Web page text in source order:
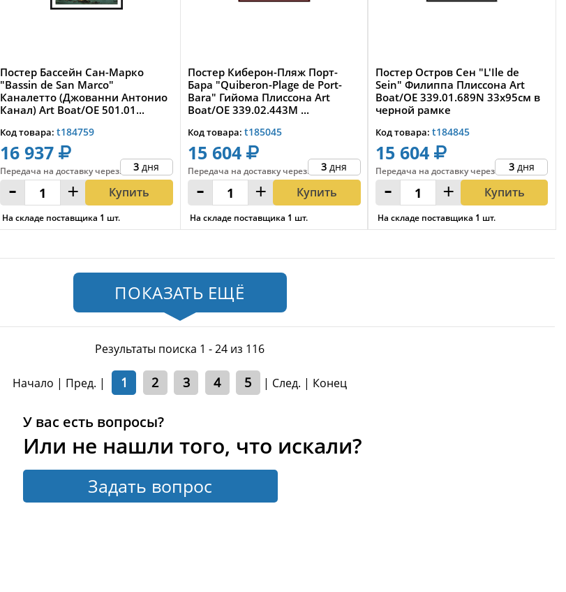
Постер Бассейн Сан-Марко
"Bassin de San Marco"
Каналетто (Джованни Антонио
Канал) Art Boat/OE 501.01...
Код товара:t184759
16 937
Передача на доставкучерез: 3 дня
- + Купить
На складе поставщика 1 шт.
Постер Киберон-Пляж Порт-
Бара "Quiberon-Plage de Port-
Bara" Гийома Плиссона Art
Boat/OE 339.02.443M ...
Код товара:t185045
15 604
Передача на доставкучерез: 3 дня
- + Купить
На складе поставщика 1 шт.
Постер Остров Сен "L'Ile de
Sein" Филиппа Плиссона Art
Boat/OE 339.01.689N 33x95см в
черной рамке
Код товара:t184845
15 604
Передача на доставкучерез: 3 дня
- + Купить
На складе поставщика 1 шт.
ПОКАЗАТЬ ЕЩЁ
Результаты поиска 1 - 24 из 116
Начало | Пред. | 1 2 3 4 5 | След. | Конец
У вас есть вопросы?
Или не нашли того, что искали?
Задать вопрос